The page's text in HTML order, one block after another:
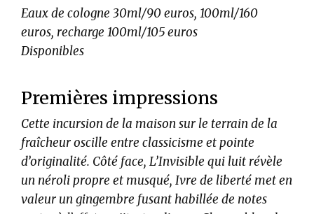
Eaux de cologne 30ml/90 euros, 100ml/160
euros, recharge 100ml/105 euros
Disponibles
Premières impressions
Cette incursion de la maison sur le terrain de la
fraîcheur oscille entre classicisme et pointe
d’originalité. Côté face, L’Invisible qui luit révèle
un néroli propre et musqué, Ivre de liberté met en
valeur un gingembre fusant habillée de notes